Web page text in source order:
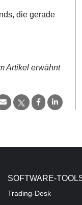
die gerade
Artikel erwähnt
SOFTWARE-
Trading-Desk